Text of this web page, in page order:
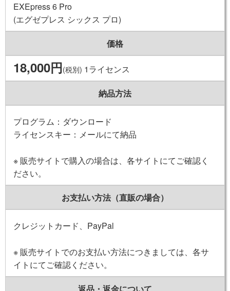
EXEpress 6 Pro
(エグゼプレス シックス プロ)
価格
18,000円(税別) 1ライセンス
納品方法
プログラム：ダウンロード
ライセンスキー：メールにて納品
※ 販売サイトで購入の場合は、各サイトにてご確認く
ださい。
お支払い方法（直販の場合）
クレジットカード、PayPal
※ 販売サイトでのお支払い方法につきましては、各サ
イトにてご確認ください。